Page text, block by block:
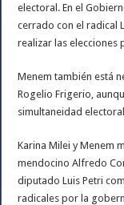
electoral. En el
cerrado con el radical
realizar las elecciones
Menem también está
Rogelio Frigerio,
simultaneidad
Karina Milei y Menem
mendocino Alfredo
diputado Luis Petri
radicales por la